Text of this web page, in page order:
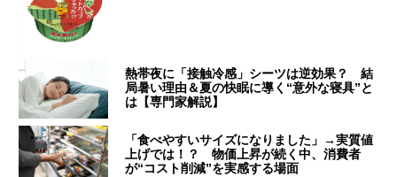
熱帯夜に「接触冷感」シーツは逆効果？ 結
局暑い理由＆夏の快眠に導く“意外な寝具”と
は【専門家解説】
「食べやすいサイズになりました」→実質値
上げでは！？ 物価上昇が続く中、消費者
が“コスト削減”を実感する場面